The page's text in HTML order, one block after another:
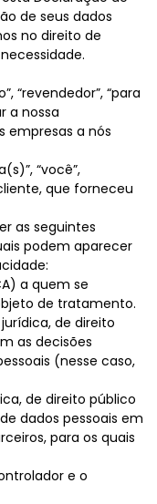
de seus dados
no direito de
“revendedor”, “para
a nossa
empresas a nós
“você”,
que forneceu
as seguintes
podem aparecer
a quem se
de tratamento.
jurídica, de direito
as decisões
(nesse caso,
de direito público
dados pessoais em
para os quais
e o